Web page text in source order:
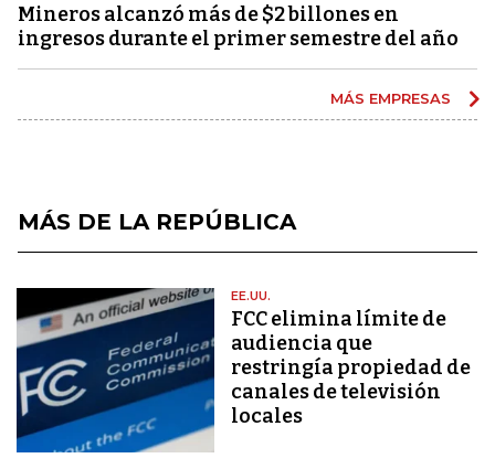
Mineros alcanzó más de $2 billones en
ingresos durante el primer semestre del año
MÁS EMPRESAS
MÁS DE LA REPÚBLICA
EE.UU.
FCC elimina límite de
audiencia que
restringía propiedad de
canales de televisión
locales